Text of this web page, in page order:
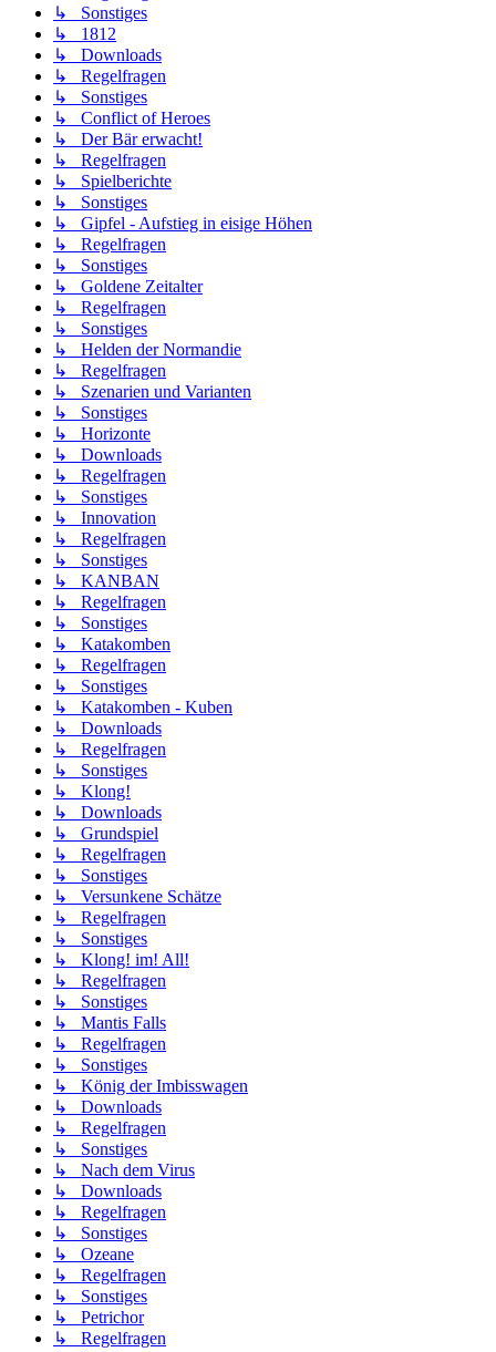
↳ Sonstiges
↳ 1812
↳ Downloads
↳ Regelfragen
↳ Sonstiges
↳ Conflict of Heroes
↳ Der Bär erwacht!
↳ Regelfragen
↳ Spielberichte
↳ Sonstiges
↳ Gipfel - Aufstieg in eisige Höhen
↳ Regelfragen
↳ Sonstiges
↳ Goldene Zeitalter
↳ Regelfragen
↳ Sonstiges
↳ Helden der Normandie
↳ Regelfragen
↳ Szenarien und Varianten
↳ Sonstiges
↳ Horizonte
↳ Downloads
↳ Regelfragen
↳ Sonstiges
↳ Innovation
↳ Regelfragen
↳ Sonstiges
↳ KANBAN
↳ Regelfragen
↳ Sonstiges
↳ Katakomben
↳ Regelfragen
↳ Sonstiges
↳ Katakomben - Kuben
↳ Downloads
↳ Regelfragen
↳ Sonstiges
↳ Klong!
↳ Downloads
↳ Grundspiel
↳ Regelfragen
↳ Sonstiges
↳ Versunkene Schätze
↳ Regelfragen
↳ Sonstiges
↳ Klong! im! All!
↳ Regelfragen
↳ Sonstiges
↳ Mantis Falls
↳ Regelfragen
↳ Sonstiges
↳ König der Imbisswagen
↳ Downloads
↳ Regelfragen
↳ Sonstiges
↳ Nach dem Virus
↳ Downloads
↳ Regelfragen
↳ Sonstiges
↳ Ozeane
↳ Regelfragen
↳ Sonstiges
↳ Petrichor
↳ Regelfragen